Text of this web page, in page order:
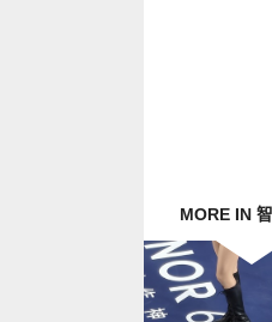
MORE IN